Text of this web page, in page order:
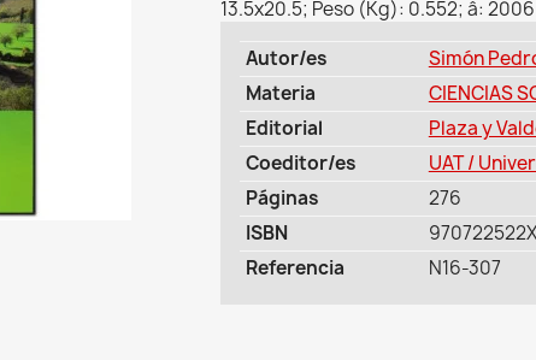
13.5x20.5; Peso (Kg): 0.552; â: 2006
Autor/es
Simón
Materia
CIENCIAS
Editorial
Plaza y
Coeditor/es
UAT /
Páginas
276
ISBN
970722522X
Referencia
N16-307